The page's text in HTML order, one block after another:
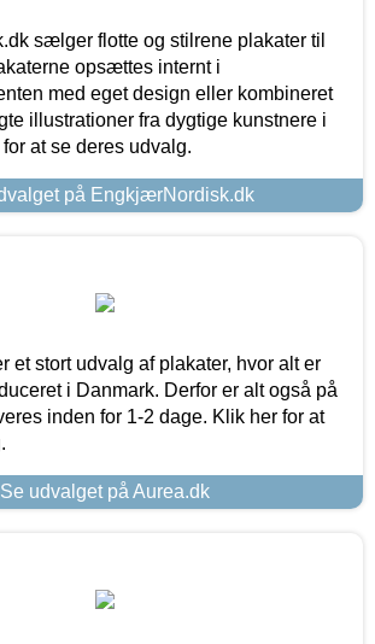
sælger flotte og stilrene plakater til
opsættes internt i
med eget design eller kombineret
illustrationer fra dygtige kunstnere i
at se deres udvalg.
på EngkjærNordisk.dk
et stort udvalg af plakater, hvor alt er
i Danmark. Derfor er alt også på
inden for 1-2 dage. Klik her for at
Se udvalget på Aurea.dk